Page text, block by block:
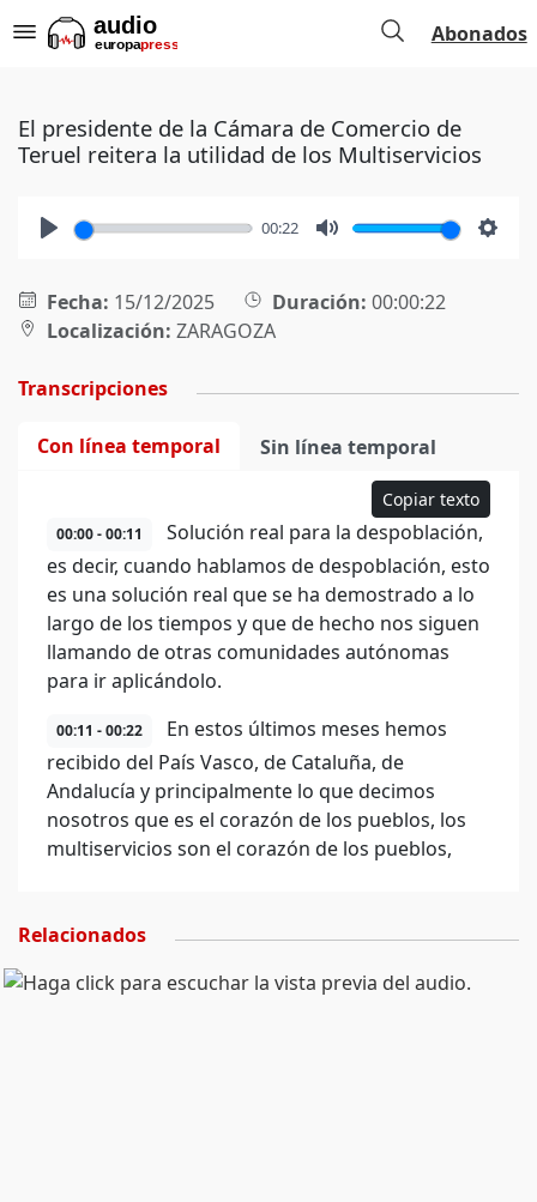
Abonados
El presidente de la Cámara de Comercio de
Teruel reitera la utilidad de los Multiservicios
00:22
Fecha: 15/12/2025 Duración: 00:00:22
Localización: ZARAGOZA
Transcripciones
Con línea temporal Sin línea temporal
Copiar texto
00:00 - 00:11
Solución real para la despoblación,
es decir, cuando hablamos de despoblación, esto
es una solución real que se ha demostrado a lo
largo de los tiempos y que de hecho nos siguen
llamando de otras comunidades autónomas
para ir aplicándolo.
00:11 - 00:22
En estos últimos meses hemos
recibido del País Vasco, de Cataluña, de
Andalucía y principalmente lo que decimos
nosotros que es el corazón de los pueblos, los
multiservicios son el corazón de los pueblos,
Relacionados